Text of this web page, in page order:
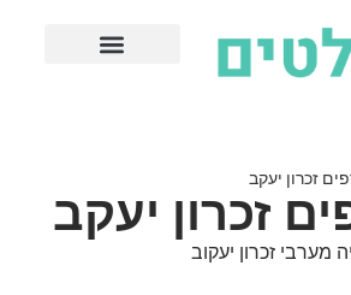
זכרון יעקב
זכרון יעקב